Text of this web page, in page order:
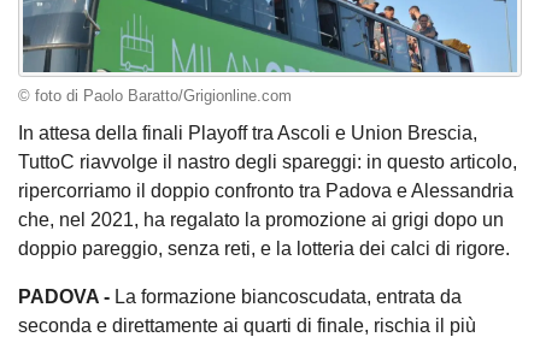
© foto di Paolo Baratto/Grigionline.com
In attesa della finali Playoff tra Ascoli e Union Brescia,
TuttoC riavvolge il nastro degli spareggi: in questo articolo,
ripercorriamo il doppio confronto tra Padova e Alessandria
che, nel 2021, ha regalato la promozione ai grigi dopo un
doppio pareggio, senza reti, e la lotteria dei calci di rigore.
PADOVA - La formazione biancoscudata, entrata da
seconda e direttamente ai quarti di finale, rischia il più